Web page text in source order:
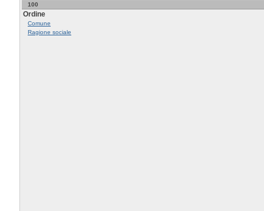
100
Ordine
Comune
Ragione sociale